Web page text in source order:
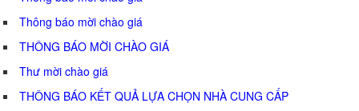
Thông báo mời chào giá
THÔNG BÁO MỜI CHÀO GIÁ
Thư mời chào giá
THÔNG BÁO KẾT QUẢ LỰA CHỌN NHÀ CUNG CẤP